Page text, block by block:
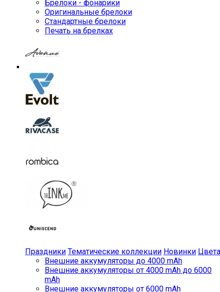
Брелоки - фонарики
Оригинальные брелоки
Стандартные брелоки
Печать на брелках
Праздники Тематические коллекции Новинки Цвета
Внешние аккумуляторы до 4000 mAh
Внешние аккумуляторы от 4000 mAh до 6000
mAh
Внешние аккумуляторы от 6000 mAh